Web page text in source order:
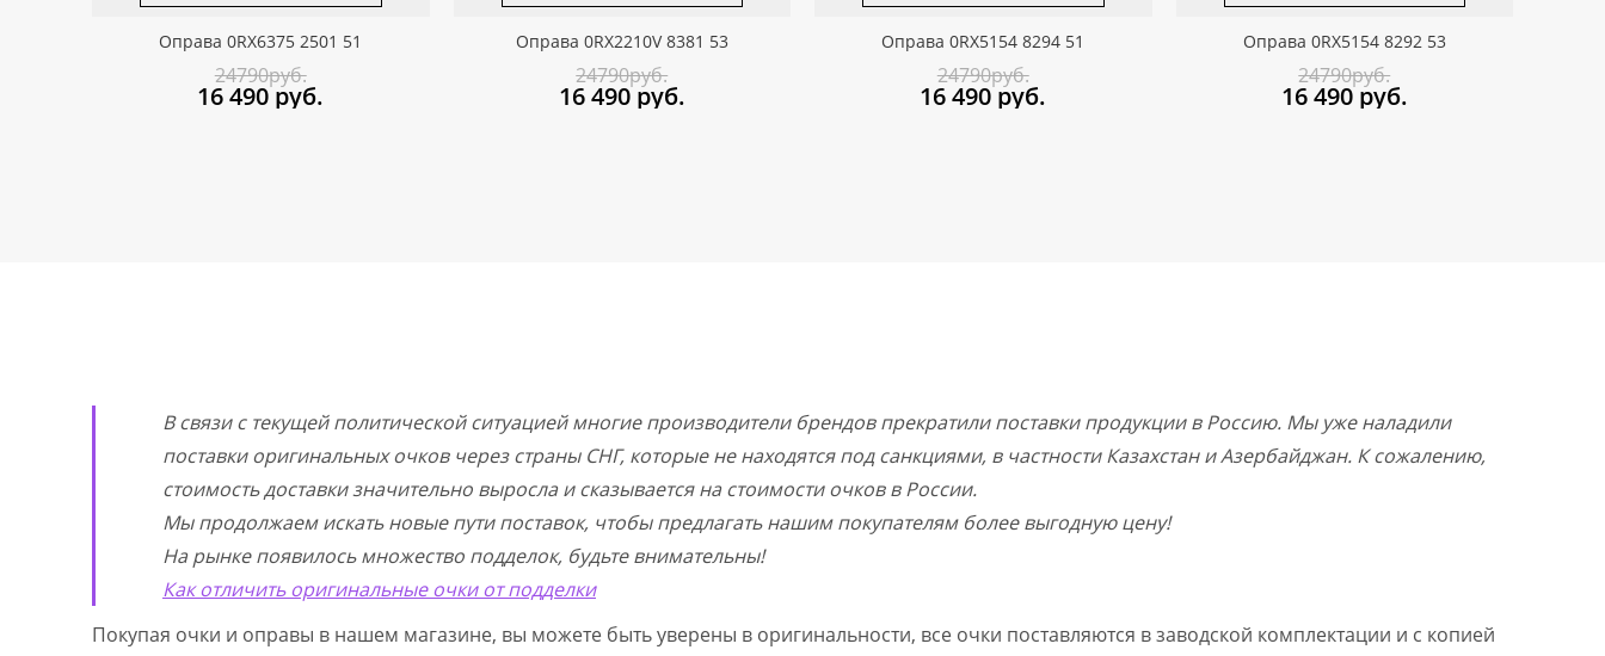
ПРИВЕЗТИ ПОД ЗАКАЗ
Оправа 0RX6375 2501 51
24790руб.
16 490 руб.
ПРИВЕЗТИ ПОД ЗАКАЗ
Оправа 0RX2210V 8381 53
24790руб.
16 490 руб.
ПРИВЕЗТИ ПОД ЗАКАЗ
Оправа 0RX5154 8294 51
24790руб.
16 490 руб.
ПРИВЕЗТИ ПОД ЗАКАЗ
Оправа 0RX5154 8292 53
24790руб.
16 490 руб.
В связи с текущей политической ситуацией многие производители брендов прекратили поставки продукции в Россию. Мы уже наладили
поставки оригинальных очков через страны СНГ, которые не находятся под санкциями, в частности Казахстан и Азербайджан. К сожалению,
стоимость доставки значительно выросла и сказывается на стоимости очков в России.
Мы продолжаем искать новые пути поставок, чтобы предлагать нашим покупателям более выгодную цену!
На рынке появилось множество подделок, будьте внимательны!
Как отличить оригинальные очки от подделки
Покупая очки и оправы в нашем магазине, вы можете быть уверены в оригинальности, все очки поставляются в заводской комплектации и с копией